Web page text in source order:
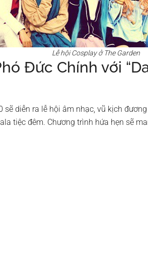
Lễ hội Cosplay ở The Garden
Đức Chính với
diễn ra lễ hội âm nhạc, vũ kịch
tiệc đêm. Chương trình hứa hẹn sẽ